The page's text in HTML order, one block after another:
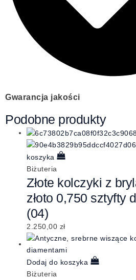
Gwarancja jakości
Podobne produkty
koszyka
Biżuteria
Złote kolczyki z
złoto 0,750 sztyfty
(04)
2.250,00 zł
Dodaj do koszyka
Biżuteria